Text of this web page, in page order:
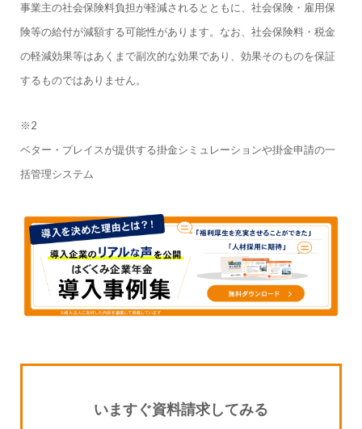
事業主の社会保険料負担が軽減されるとともに、社会保険・雇用保
険等の給付が減額する可能性があります。なお、社会保険料・税金
の軽減効果等はあくまで副次的な効果であり、効果そのものを保証
するものではありません。
※2
ベター・プレイスが提供する掛金シミュレーションや掛金申請の一
括管理システム
いますぐ資料請求してみる